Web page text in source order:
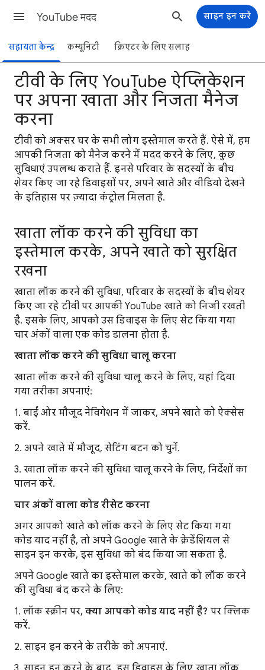
YouTube मदद साइन इन करें
सहायता केन्द्र कम्यूनिटी क्रिएटर के लिए सलाह
टीवी के लिए YouTube ऐप्लिकेशन
पर अपना खाता और निजता मैनेज
करना
टीवी को अक्सर घर के सभी लोग इस्तेमाल करते हैं. ऐसे में, हम
आपकी निजता को मैनेज करने में मदद करने के लिए, कुछ
सुविधाएं उपलब्ध कराते हैं. इनसे परिवार के सदस्यों के बीच
शेयर किए जा रहे डिवाइसों पर, अपने खाते और वीडियो देखने
के इतिहास पर ज़्यादा कंट्रोल मिलता है.
खाता लॉक करने की सुविधा का
इस्तेमाल करके, अपने खाते को सुरक्षित
रखना
खाता लॉक करने की सुविधा, परिवार के सदस्यों के बीच शेयर
किए जा रहे टीवी पर आपकी YouTube खाते को निजी रखती
है. इसके लिए, आपको उस डिवाइस के लिए सेट किया गया
चार अंकों वाला एक कोड डालना होता है.
खाता लॉक करने की सुविधा चालू करना
खाता लॉक करने की सुविधा चालू करने के लिए, यहां दिया
गया तरीका अपनाएं:
1. बाईं ओर मौजूद नेविगेशन में जाकर, अपने खाते को ऐक्सेस
करें.
2. अपने खाते में मौजूद, सेटिंग बटन को चुनें.
3. खाता लॉक करने की सुविधा चालू करने के लिए, निर्देशों का
पालन करें.
चार अंकों वाला कोड रीसेट करना
अगर आपको खाते को लॉक करने के लिए सेट किया गया
कोड याद नहीं है, तो अपने Google खाते के क्रेडेंशियल से
साइन इन करके, इस सुविधा को बंद किया जा सकता है.
अपने Google खाते का इस्तेमाल करके, खाते को लॉक करने
की सुविधा बंद करने के लिए:
1. लॉक स्क्रीन पर,क्या आपको कोड याद नहीं है? पर क्लिक
करें.
2. साइन इन करने के तरीके को अपनाएं.